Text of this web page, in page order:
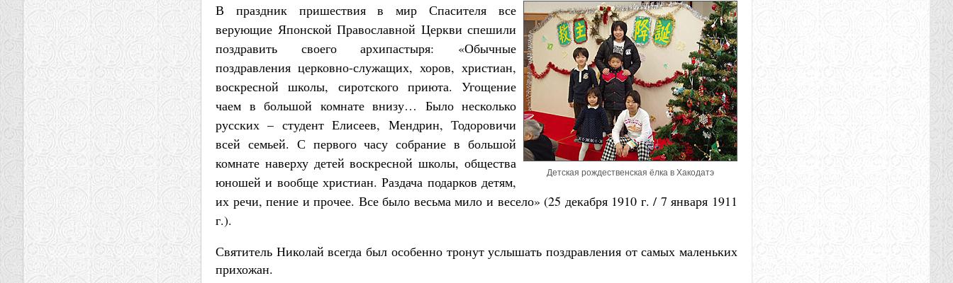
Детская рождественская ёлка в Хакодатэ
В праздник пришествия в мир Спасителя все
верующие Японской Православной Церкви спешили
поздравить своего архипастыря: «Обычные
поздравления церковно-служащих, хоров, христиан,
воскресной школы, сиротского приюта. Угощение
чаем в большой комнате внизу… Было несколько
русских – студент Елисеев, Мендрин, Тодоровичи
всей семьей. С первого часу собрание в большой
комнате наверху детей воскресной школы, общества
юношей и вообще христиан. Раздача подарков детям,
их речи, пение и прочее. Все было весьма мило и весело» (25 декабря 1910 г. / 7 января 1911
г.).
Святитель Николай всегда был особенно тронут услышать поздравления от самых маленьких
прихожан.